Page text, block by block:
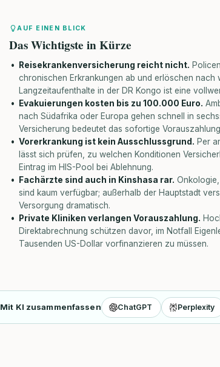
AUF EINEN BLICK
Das Wichtigste in Kürze
Reisekrankenversicherung reicht nicht.
chronischen Erkrankungen ab und erlöschen
Langzeitaufenthalte in der DR Kongo ist eine
Evakuierungen kosten bis zu 100.000 Euro.
nach Südafrika oder Europa gehen schnell in
Versicherung bedeutet das sofortige
Vorerkrankung ist kein Ausschlussgrund. Per
lässt sich prüfen, zu welchen Konditionen
Eintrag im HIS-Pool bei Ablehnung.
Fachärzte sind auch in Kinshasa rar.
sind kaum verfügbar; außerhalb der Hauptstadt
Versorgung dramatisch.
Private Kliniken verlangen Vorauszahlung.
Direktabrechnung schützen davor, im Notfall
Tausenden US-Dollar vorfinanzieren zu müssen.
Mit KI zusammenfassen ChatGPT Perplexity